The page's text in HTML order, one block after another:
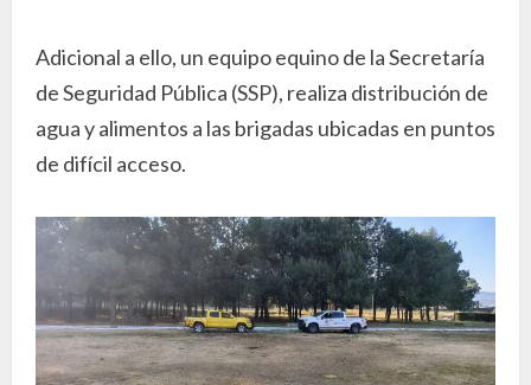
Adicional a ello, un equipo equino de la Secretaría
de Seguridad Pública (SSP), realiza distribución de
agua y alimentos a las brigadas ubicadas en puntos
de difícil acceso.